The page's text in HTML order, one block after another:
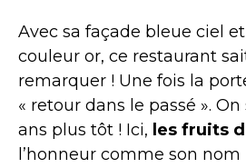
Avec sa façade bleue ciel
couleur or, ce restaurant
remarquer ! Une fois la
« retour dans le passé ». On
ans plus tôt ! Ici, les fruits
l’honneur comme son nom